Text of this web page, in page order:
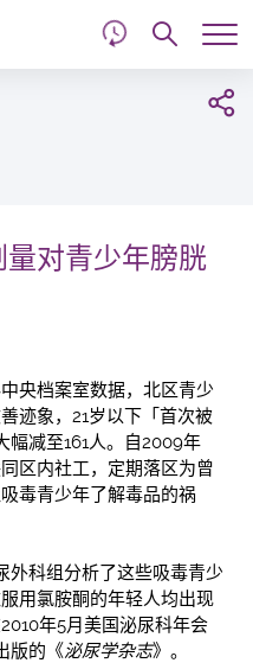
对青少年膀胱
央档案室数据，北区青少
迹象，21岁以下「首次被
幅减至161人。自2009年
区内社工，定期落区为曾
毒青少年了解毒品的祸
外科组分析了这些吸毒青少
用氯胺酮的年轻人均出现
年5月美国泌尿科年会
版的《泌尿学杂志》。